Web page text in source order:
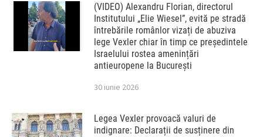
(VIDEO) Alexandru Florian, directorul
Institutului „Elie Wiesel”, evită pe stradă
întrebările românlor vizați de abuziva
lege Vexler chiar în timp ce președintele
Israelului rostea amenințări
antieuropene la București
30 iunie 2026
Legea Vexler provoacă valuri de
indignare: Declarații de susținere din